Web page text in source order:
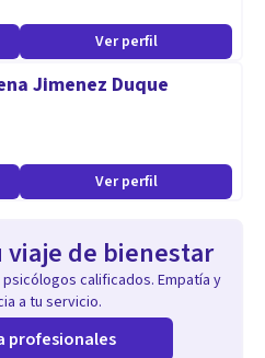
Ver perfil
Jimenez Duque
Ver perfil
viaje de bienestar
calificados. Empatía y
a tu servicio.
profesionales